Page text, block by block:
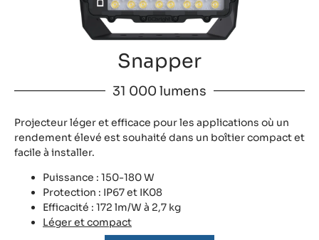
Snapper
31 000 lumens
Projecteur léger et efficace pour les applications où un
rendement élevé est souhaité dans un boîtier compact et
facile à installer.
Puissance : 150-180 W
Protection : IP67 et IK08
Efficacité : 172 lm/W à 2,7 kg
Léger et compact